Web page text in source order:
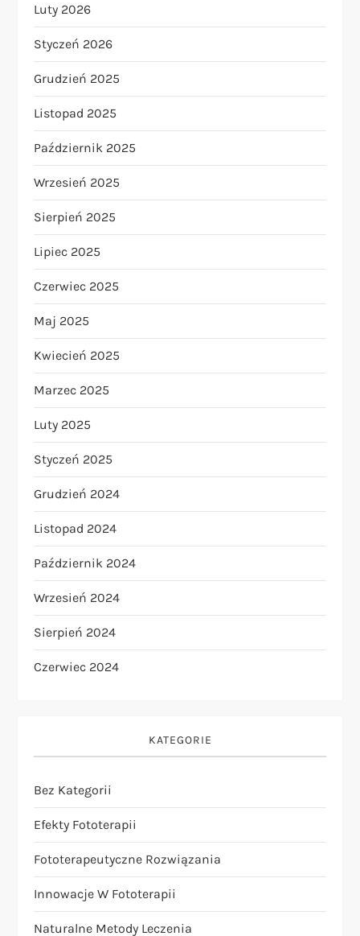
Luty 2026
Styczeń 2026
Grudzień 2025
Listopad 2025
Październik 2025
Wrzesień 2025
Sierpień 2025
Lipiec 2025
Czerwiec 2025
Maj 2025
Kwiecień 2025
Marzec 2025
Luty 2025
Styczeń 2025
Grudzień 2024
Listopad 2024
Październik 2024
Wrzesień 2024
Sierpień 2024
Czerwiec 2024
KATEGORIE
Bez Kategorii
Efekty Fototerapii
Fototerapeutyczne Rozwiązania
Innowacje W Fototerapii
Naturalne Metody Leczenia